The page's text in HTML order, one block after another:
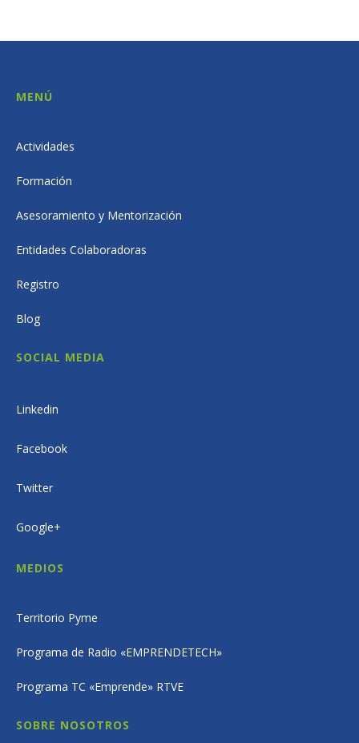
MENÚ
Actividades
Formación
Asesoramiento y Mentorización
Entidades Colaboradoras
Registro
Blog
SOCIAL MEDIA
Linkedin
Facebook
Twitter
Google+
MEDIOS
Territorio Pyme
Programa de Radio «EMPRENDETECH»
Programa TC «Emprende» RTVE
SOBRE NOSOTROS